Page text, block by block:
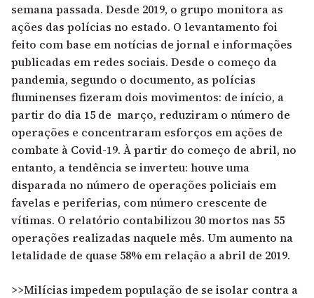
semana passada. Desde 2019, o grupo monitora as
ações das polícias no estado. O levantamento foi
feito com base em notícias de jornal e informações
publicadas em redes sociais. Desde o começo da
pandemia, segundo o documento, as polícias
fluminenses fizeram dois movimentos: de início, a
partir do dia 15 de março, reduziram o número de
operações e concentraram esforços em ações de
combate à Covid-19. À partir do começo de abril, no
entanto, a tendência se inverteu: houve uma
disparada no número de operações policiais em
favelas e periferias, com número crescente de
vítimas. O relatório contabilizou 30 mortos nas 55
operações realizadas naquele mês. Um aumento na
letalidade de quase 58% em relação a abril de 2019.
>>Milícias impedem população de se isolar contra a